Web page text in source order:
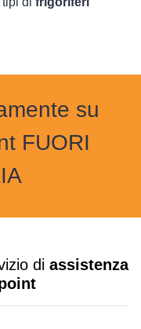
su
FUORI
di assistenza